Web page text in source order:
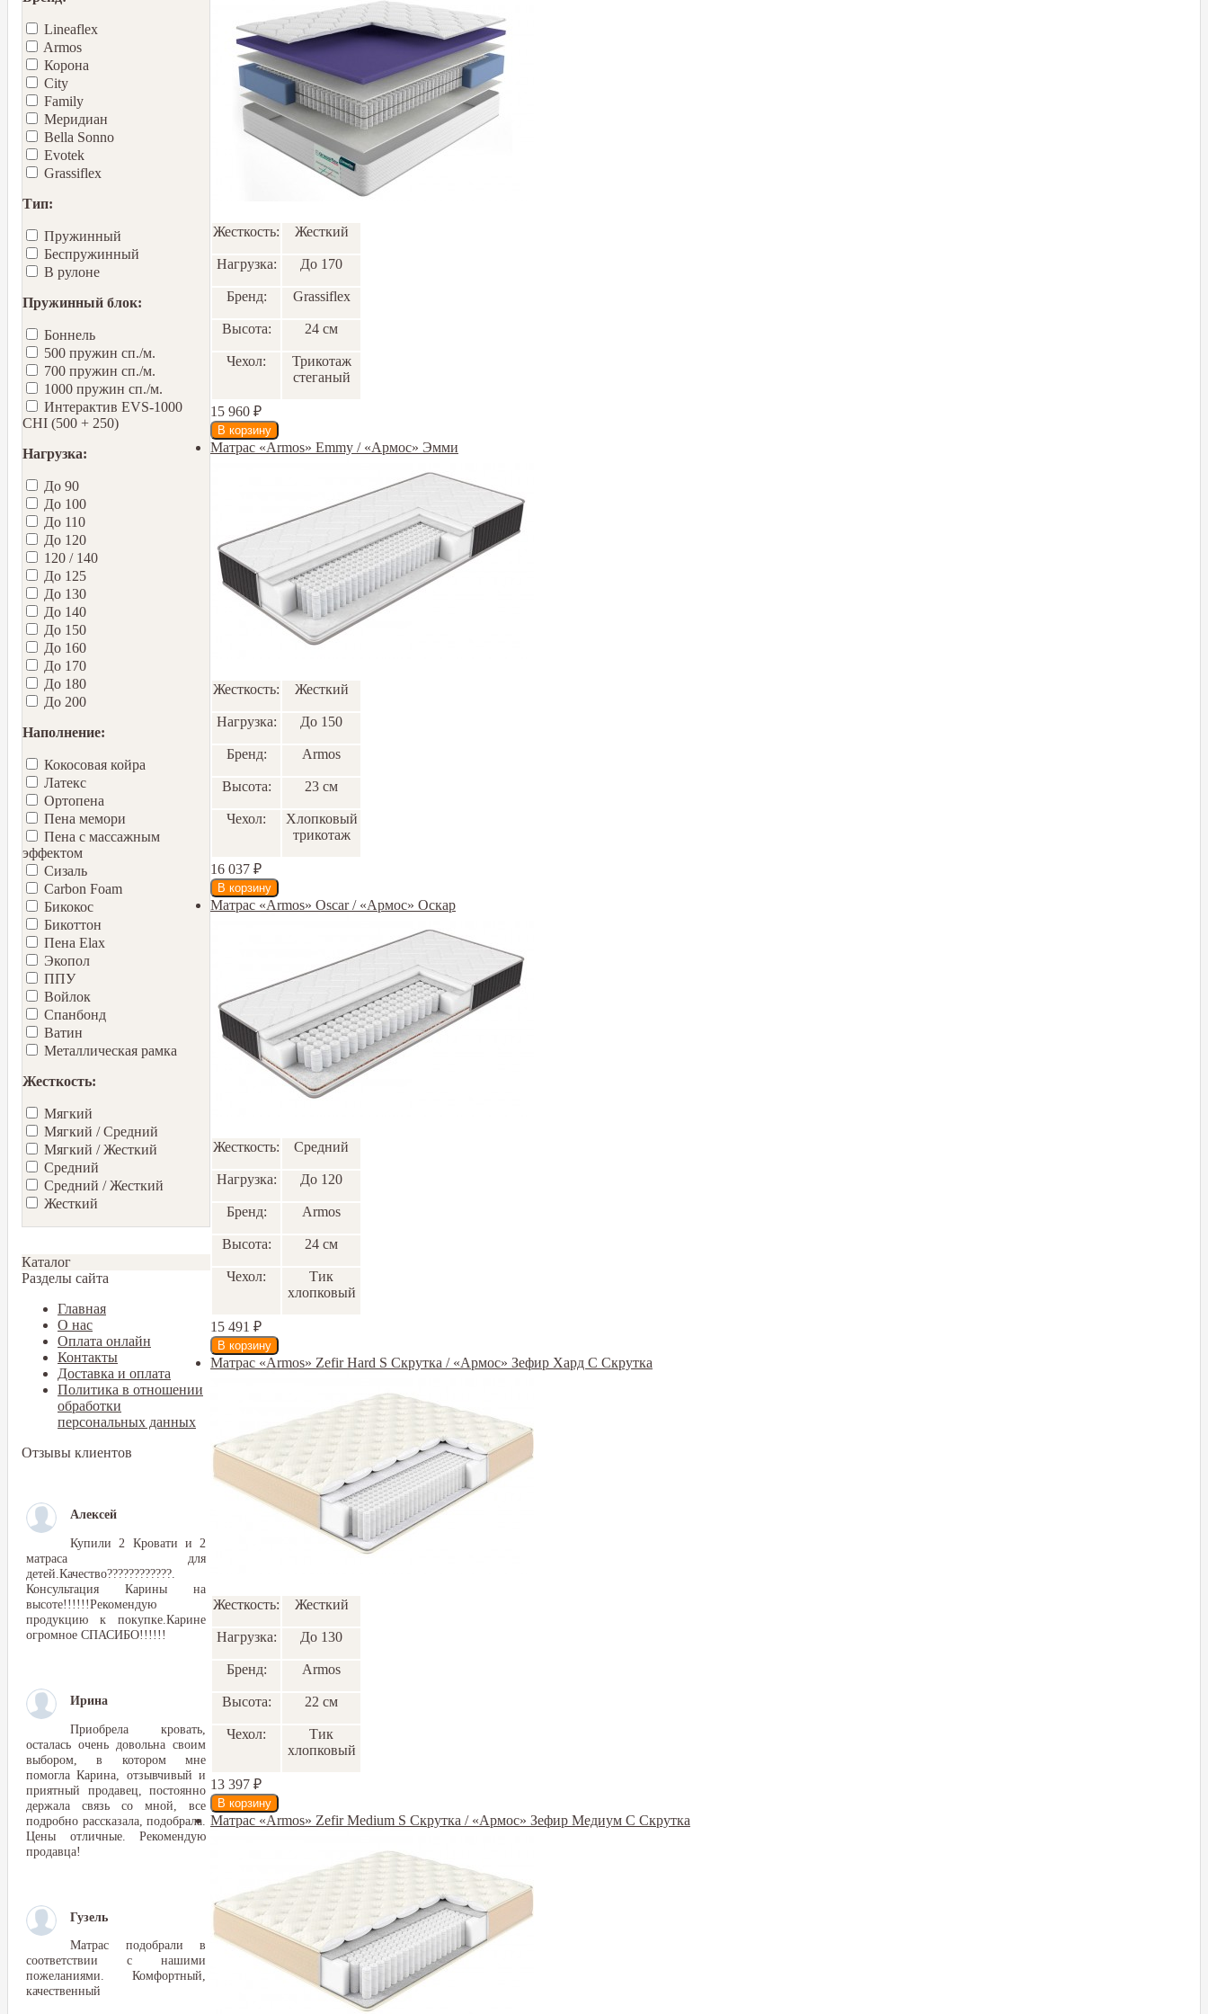
Lineaflex
Armos
Корона
City
Family
Меридиан
Bella Sonno
Еvotek
Grassiflex
Тип:
Пружинный
Беспружинный
В рулоне
Пружинный блок:
Боннель
500 пружин сп./м.
700 пружин сп./м.
1000 пружин сп./м.
Интерактив EVS-1000
CHI (500 + 250)
Нагрузка:
До 90
До 100
До 110
До 120
120 / 140
До 125
До 130
До 140
До 150
До 160
До 170
До 180
До 200
Наполнение:
Кокосовая койра
Латекс
Ортопена
Пена мемори
Пена с массажным
эффектом
Сизаль
Carbon Foam
Бикокос
Бикоттон
Пена Elax
Экопол
ППУ
Войлок
Спанбонд
Ватин
Металлическая рамка
Жесткость:
Мягкий
Мягкий / Средний
Мягкий / Жесткий
Средний
Средний / Жесткий
Жесткий
Каталог
Разделы сайта
Главная
О нас
Оплата онлайн
Контакты
Доставка и оплата
Политика в отношении
обработки
персональных данных
Отзывы клиентов
Алексей
Купили 2 Кровати и 2
матраса для
детей.Качество????????????.
Консультация Карины на
высоте!!!!!!Рекомендую
продукцию к покупке.Карине
огромное СПАСИБО!!!!!!
Ирина
Приобрела кровать,
осталась очень довольна своим
выбором, в котором мне
помогла Карина, отзывчивый и
приятный продавец, постоянно
держала связь со мной, все
подробно рассказала, подобрала.
Цены отличные. Рекомендую
продавца!
Гузель
Матрас подобрали в
соответствии с нашими
пожеланиями. Комфортный,
качественный
Жесткость: Жесткий
Нагрузка: До 170
Бренд: Grassiflex
Высота: 24 см
Чехол:
Трикотаж
стеганый
15 960 ₽
Матрас «Armos» Emmy / «Армос» Эмми
Жесткость: Жесткий
Нагрузка: До 150
Бренд: Armos
Высота: 23 см
Чехол:
Хлопковый
трикотаж
16 037 ₽
Матрас «Armos» Oscar / «Армос» Оскар
Жесткость: Средний
Нагрузка: До 120
Бренд: Armos
Высота: 24 см
Чехол:
Тик
хлопковый
15 491 ₽
Матрас «Armos» Zefir Hard S Скрутка / «Армос» Зефир Хард С Скрутка
Жесткость: Жесткий
Нагрузка: До 130
Бренд: Armos
Высота: 22 см
Чехол:
Тик
хлопковый
13 397 ₽
Матрас «Armos» Zefir Medium S Скрутка / «Армос» Зефир Медиум С Скрутка